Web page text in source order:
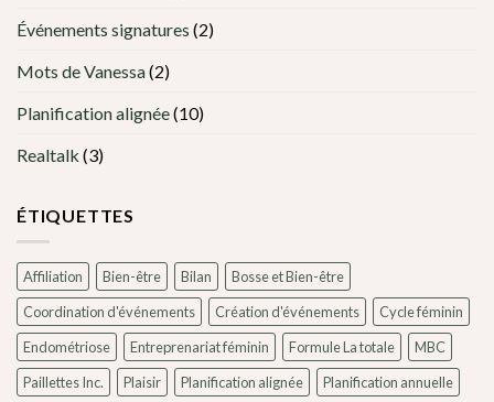
Événements signatures (2)
Mots de Vanessa(2)
Planification alignée(10)
Realtalk (3)
ÉTIQUETTES
Affiliation Bien-être Bilan
Bosse et Bien-être
Coordination d'événements
Création d'événements
Cycle féminin
Endométriose
Entreprenariat féminin Formule La totale
MBC
Paillettes Inc.
Plaisir Planification alignée
Planification annuelle